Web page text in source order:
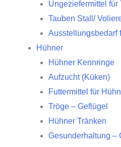
Ungeziefermittel für
Tauben Stall/
Ausstellungsbedarf
Hühner
Hühner Kennringe
Aufzucht (Küken)
Futtermittel für
Tröge – Geflügel
Hühner Tränken
Gesunderhaltung –